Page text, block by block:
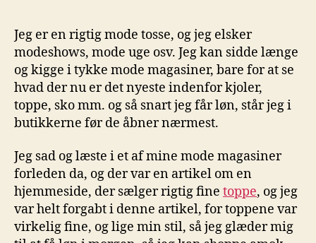
toppe
Jeg er en rigtig mode tosse, og jeg elsker
modeshows, mode uge osv. Jeg kan sidde længe
og kigge i tykke mode magasiner, bare for at se
hvad der nu er det nyeste indenfor kjoler,
toppe, sko mm. og så snart jeg får løn, står jeg i
butikkerne før de åbner nærmest.
Jeg sad og læste i et af mine mode magasiner
forleden da, og der var en artikel om en
hjemmeside, der sælger rigtig fine toppe, og jeg
var helt forgabt i denne artikel, for toppene var
virkelig fine, og lige min stil, så jeg glæder mig